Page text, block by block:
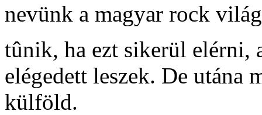
nevünk a magyar rock
tûnik, ha ezt sikerül elérni,
elégedett leszek. De utána
külföld.